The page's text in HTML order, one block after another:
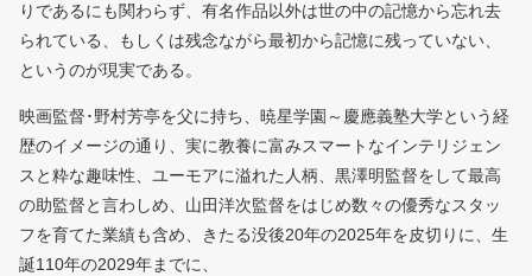
りであるにも関わらず、有名作品以外は世の中の記憶から忘れ去
られている、もしくは残念ながら最初から記憶に残っていない、
というのが現実である。
映画監督･野村芳亭を父に持ち、暁星学園～慶應義塾大学という経
歴のイメージの通り、実に教養に富みスマートなインテリジェン
スと粋な趣味性、ユーモアに溢れた人柄、黒澤明監督をして最高
の助監督と言わしめ、山田洋次監督をはじめ数々の優秀なスタッ
フを育てた業績も含め、きたる没後20年の2025年を皮切りに、生
誕110年の2029年までに、